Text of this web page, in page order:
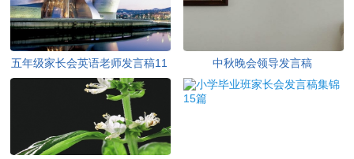
五年级家长会英语老师发言稿11
篇
中秋晚会领导发言稿